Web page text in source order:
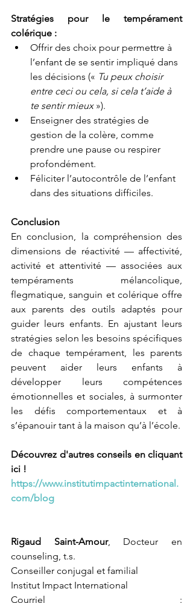
Stratégies pour le tempérament
colérique :
Offrir des choix pour permettre à
l’enfant de se sentir impliqué dans
les décisions (« Tu peux choisir
entre ceci ou cela, si cela t’aide à
te sentir mieux »).
Enseigner des stratégies de
gestion de la colère, comme
prendre une pause ou respirer
profondément.
Féliciter l’autocontrôle de l’enfant
dans des situations difficiles.
Conclusion
En conclusion, la compréhension des
dimensions de réactivité — affectivité,
activité et attentivité — associées aux
tempéraments mélancolique,
flegmatique, sanguin et colérique offre
aux parents des outils adaptés pour
guider leurs enfants. En ajustant leurs
stratégies selon les besoins spécifiques
de chaque tempérament, les parents
peuvent aider leurs enfants à
développer leurs compétences
émotionnelles et sociales, à surmonter
les défis comportementaux et à
s’épanouir tant à la maison qu’à l’école.
Découvrez d'autres conseils en cliquant
ici !
https://www.institutimpactinternational.
com/blog
Rigaud Saint-Amour, Docteur en
counseling, t.s.
Conseiller conjugal et familial
Institut Impact International